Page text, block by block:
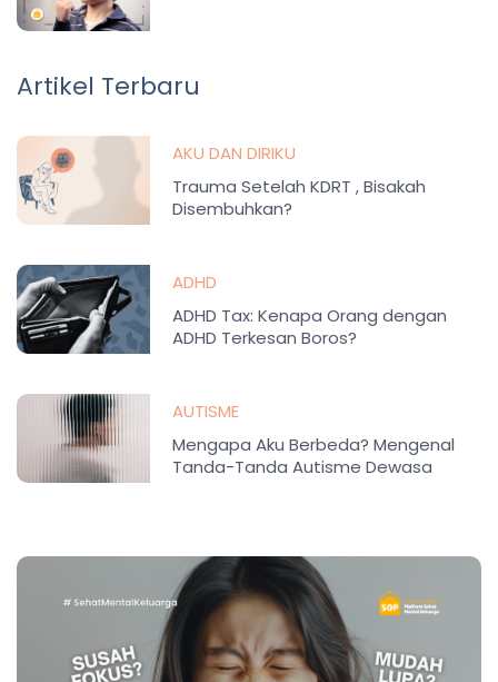
Artikel Terbaru
AKU DAN DIRIKU
Trauma Setelah KDRT , Bisakah
Disembuhkan?
ADHD
ADHD Tax: Kenapa Orang dengan
ADHD Terkesan Boros?
AUTISME
Mengapa Aku Berbeda? Mengenal
Tanda-Tanda Autisme Dewasa